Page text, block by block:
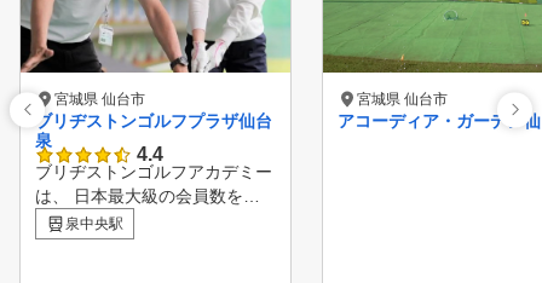
宮城県 仙台市
ブリヂストンゴルフプラザ仙台
泉
4.4
ブリヂストンゴルフアカデミー
は、 日本最大級の会員数を誇
るゴルフスクールです。 ひと
り一人の目的に応じた最適なレ
泉中央駅
宮城県 仙台市
アコーディア・ガーデン